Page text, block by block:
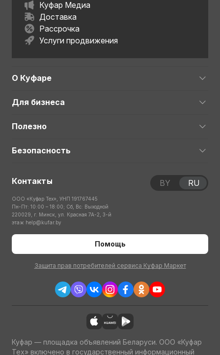
Куфар Медиа
Доставка
Рассрочка
Услуги продвижения
О Куфаре
Для бизнеса
Полезно
Безопасность
Контакты
ООО «Куфар Тех», УНП 191767445
Пн-Пт: 10:00 – 18:00; Сб, Вс: Выходной
220029, г. Минск, ул. Красная 7А-2, 3-й
этаж help@kufar.by
Помощь
Защита прав потребителей сервиса Куфар Маркет
BY RU
Куфар — площадка объявлений Беларуси. ООО «Куфар
Тех» включено в государственный информационный